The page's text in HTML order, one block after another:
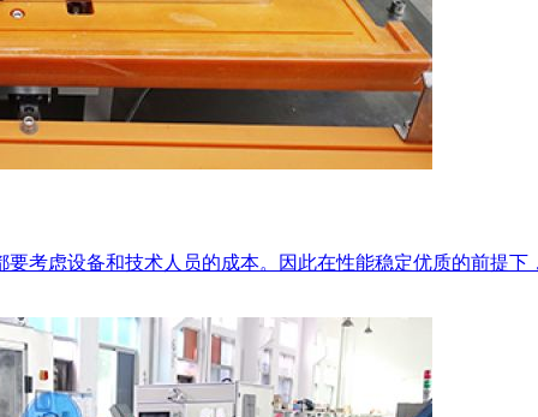
考虑设备和技术人员的成本。因此在性能稳定优质的前提